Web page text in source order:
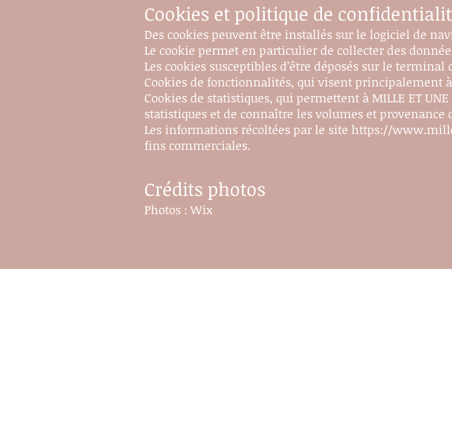
Cookies et politique de
Des cookies peuvent être installés sur le logiciel de
Le cookie permet en particulier de collecter des
Les cookies susceptibles d’être déposés sur le
Cookies de fonctionnalités, qui visent principalement
Cookies de statistiques, qui permettent à MILLE ET
statistiques et de connaître les volumes et provenance
Les informations récoltées par le site https://
fins commerciales.
Crédits photos
Photos : Wix